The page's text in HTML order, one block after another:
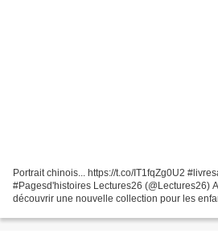
Portrait chinois... https://t.co/IT1fqZg0U2
#Pagesd'histoires Lectures26 (@Lectures26)
découvrir une nouvelle collection pour les